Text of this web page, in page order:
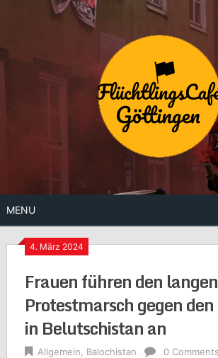
MENU
4. März 2024
Frauen führen den langen
Protestmarsch gegen den
in Belutschistan an
Allgemein Balochistan 0 Comments